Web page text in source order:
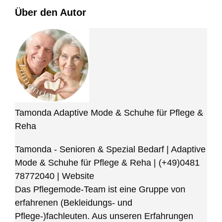
Über den Autor
Tamonda Adaptive Mode & Schuhe für Pflege &
Reha
Tamonda - Senioren & Spezial Bedarf | Adaptive
Mode & Schuhe für Pflege & Reha
(+49)0481
78772040
Website
Das Pflegemode-Team ist eine Gruppe von
erfahrenen (Bekleidungs- und
Pflege-)fachleuten. Aus unseren Erfahrungen